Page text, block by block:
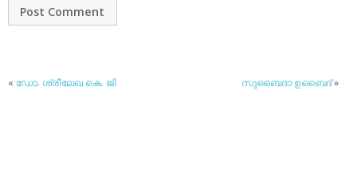
« ഡോ. ശ്രീലേഖ.കെ. ജി സുബൈദാ ഉബൈദ്»